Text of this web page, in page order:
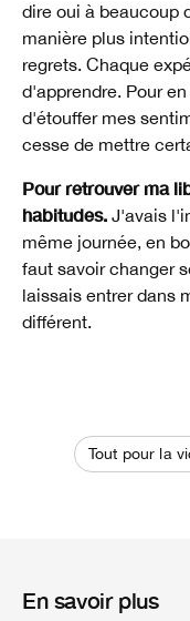
dire oui à beaucoup
manière plus
regrets. Chaque
d'apprendre. Pour
d'étouffer mes
cesse de mettre
Pour retrouver ma
habitudes. J'avais
même journée, en
faut savoir changer
laissais entrer dans
différent.
Tout pour la
En savoir plus